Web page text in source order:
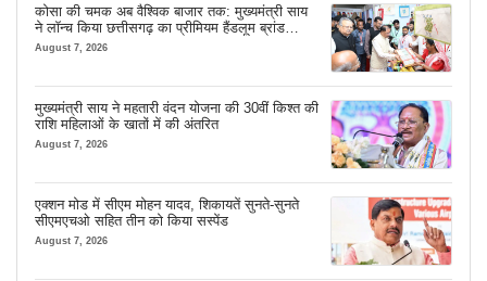
कोसा की चमक अब वैश्विक बाजार तक: मुख्यमंत्री साय
ने लॉन्च किया छत्तीसगढ़ का प्रीमियम हैंडलूम ब्रांड
‘कोशल फैब’
August 7, 2026
मुख्यमंत्री साय ने महतारी वंदन योजना की 30वीं किश्त की
राशि महिलाओं के खातों में की अंतरित
August 7, 2026
एक्शन मोड में सीएम मोहन यादव, शिकायतें सुनते-सुनते
सीएमएचओ सहित तीन को किया सस्पेंड
August 7, 2026